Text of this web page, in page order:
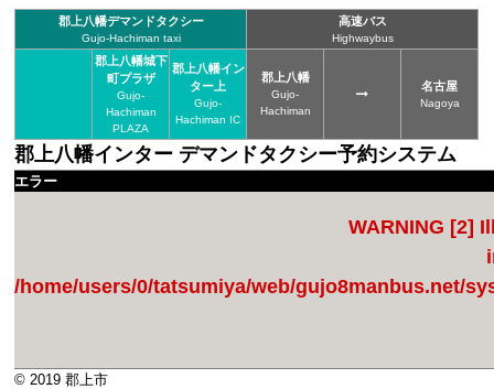
郡上八幡デマンドタクシー
Gujo-Hachiman taxi
高速バス
Highwaybus
郡上八幡城下
町プラザ
Gujo-
Hachiman
PLAZA
郡上八幡イン
ター上
Gujo-
Hachiman IC
郡上八幡
Gujo-
Hachiman
名古屋
Nagoya
郡上八幡インター デマンドタクシー予約システム
エラー
WARNING [2]
/home/users/0/tatsumiya/web/gujo8manbus.net/
© 2019 郡上市